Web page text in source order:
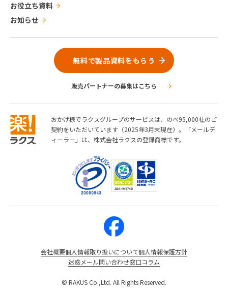
お役立ち資料
お知らせ
無料で製品資料をもらう
販売パートナーの募集はこちら
おかげ様でラクスグループのサービスは、のべ95,000社のご
契約をいただいています（2025年3月末現在）。「メールデ
ィーラー」は、株式会社ラクスの登録商標です。
会社概要個人情報取り扱いについて個人情報保護方針
迷惑メール問い合わせ窓口コラム
© RAKUS Co.,Ltd. All Rights Reserved.